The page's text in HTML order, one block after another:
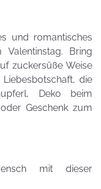
und romantisches
Bring
zuckersüße Weise
die
Deko beim
Geschenk zum
mit dieser